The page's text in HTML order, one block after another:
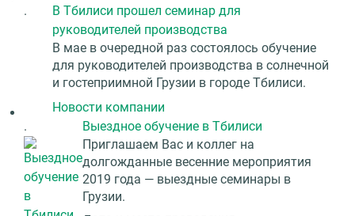
.
В Тбилиси прошел семинар для
руководителей производства
В мае в очередной раз состоялось обучение
для руководителей производства в солнечной
и гостеприимной Грузии в городе Тбилиси.
Новости компании
.
Выездное обучение в Тбилиси
Приглашаем Вас и коллег на
долгожданные весенние мероприятия
2019 года — выездные семинары в
Грузии.